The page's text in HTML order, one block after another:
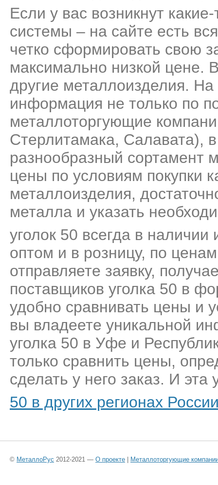
Если у вас возникнут
системы – на сайте есть
четко сформировать свою
максимально низкой цене.
другие металлоизделия.
информация не только по
металлоторгующие
Стерлитамака, Салавата),
разнообразный сортамент
цены по условиям покупки
металлоизделия,
металла и указать
уголок 50 всегда в
оптом и в розницу, по
отправляете заявку,
поставщиков уголка 50 в
удобно сравнивать цены и
вы владеете уникальной
уголка 50 в Уфе и
только сравнить цены,
сделать у него заказ. И эта
50 в других регионах
© МеталлоРус 2012-2021 — О проекте Металлоторгующие